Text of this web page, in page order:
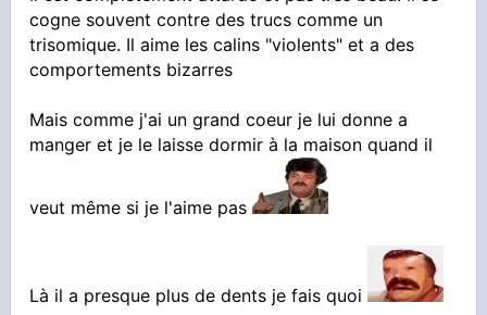
cogne souvent contre des trucs comme un
trisomique. Il aime les calins "violents" et a des
comportements bizarres
Mais comme j'ai un grand coeur je lui donne a
manger et je le laisse dormir à la maison quand il
veut même si je l'aime pas
Là il a presque plus de dents je fais quoi